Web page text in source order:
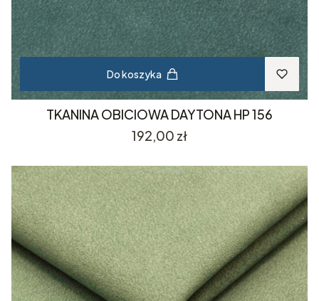
Do koszyka
TKANINA OBICIOWA DAYTONA HP 156
Cena
192,00 zł